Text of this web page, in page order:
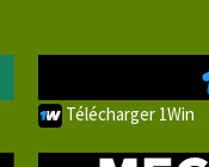
Télécharger 1Win